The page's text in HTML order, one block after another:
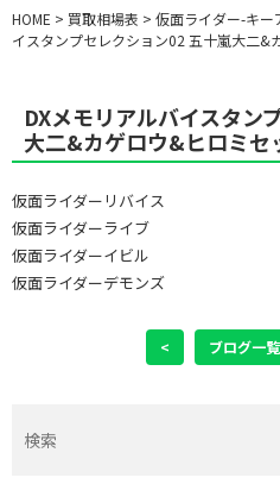
HOME > 買取相場表 > 仮面ライダー-キ
イスタンプセレクション02 五十嵐大二&
DXメモリアルバイスタン
大二&カゲロウ&ヒロミセ
仮面ライダーリバイス
仮面ライダーライブ
仮面ライダーイビル
仮面ライダーデモンズ
< ブログ一